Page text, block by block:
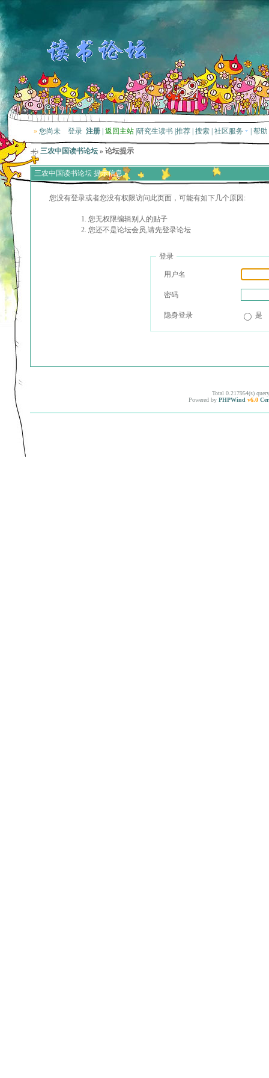
» 您尚未 登录 注册 返回主站 研究生读书 推荐 搜索 社区服务 帮助
三农中国读书论坛 » 论坛提示
三农中国读书论坛 提示信息
您没有登录或者您没有权限访问此页面，可能有如下几个原因:
您无权限编辑别人的贴子
您还不是论坛会员,请先登录论坛
登录
用户名
密码
隐身登录 是
Total 0.217954(s)
Powered by PHPWind v6.0